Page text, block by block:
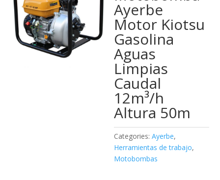
Ayerbe
Motor Kiotsu
Gasolina
Aguas
Limpias
Caudal
12m³/h
Altura 50m
Categories:Ayerbe,
Herramientas de trabajo,
Motobombas